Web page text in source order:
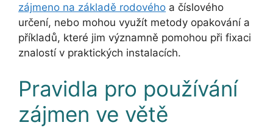
zájmeno na základě rodového a číslového
určení, nebo mohou využít metody opakování a
příkladů, které jim významně pomohou při fixaci
znalostí v praktických instalacích.
Pravidla pro používání
zájmen ve větě